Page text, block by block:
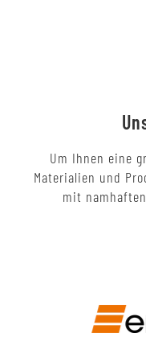
Um Ihnen eine
Materialien und
mit